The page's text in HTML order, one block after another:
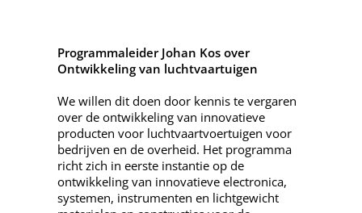
Programmaleider Johan Kos over
Ontwikkeling van luchtvaartuigen
We willen dit doen door kennis te vergaren
over de ontwikkeling van innovatieve
producten voor luchtvaartvoertuigen voor
bedrijven en de overheid. Het programma
richt zich in eerste instantie op de
ontwikkeling van innovatieve electronica,
systemen, instrumenten en lichtgewicht